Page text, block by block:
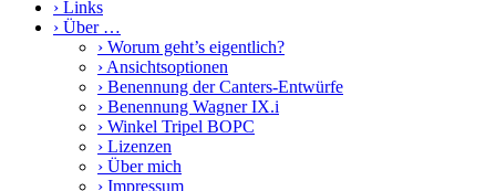
› Links
› Über …
› Worum geht’s eigentlich?
› Ansichtsoptionen
› Benennung der Canters-Entwürfe
› Benennung Wagner IX.i
› Winkel Tripel BOPC
› Lizenzen
› Über mich
› Impressum